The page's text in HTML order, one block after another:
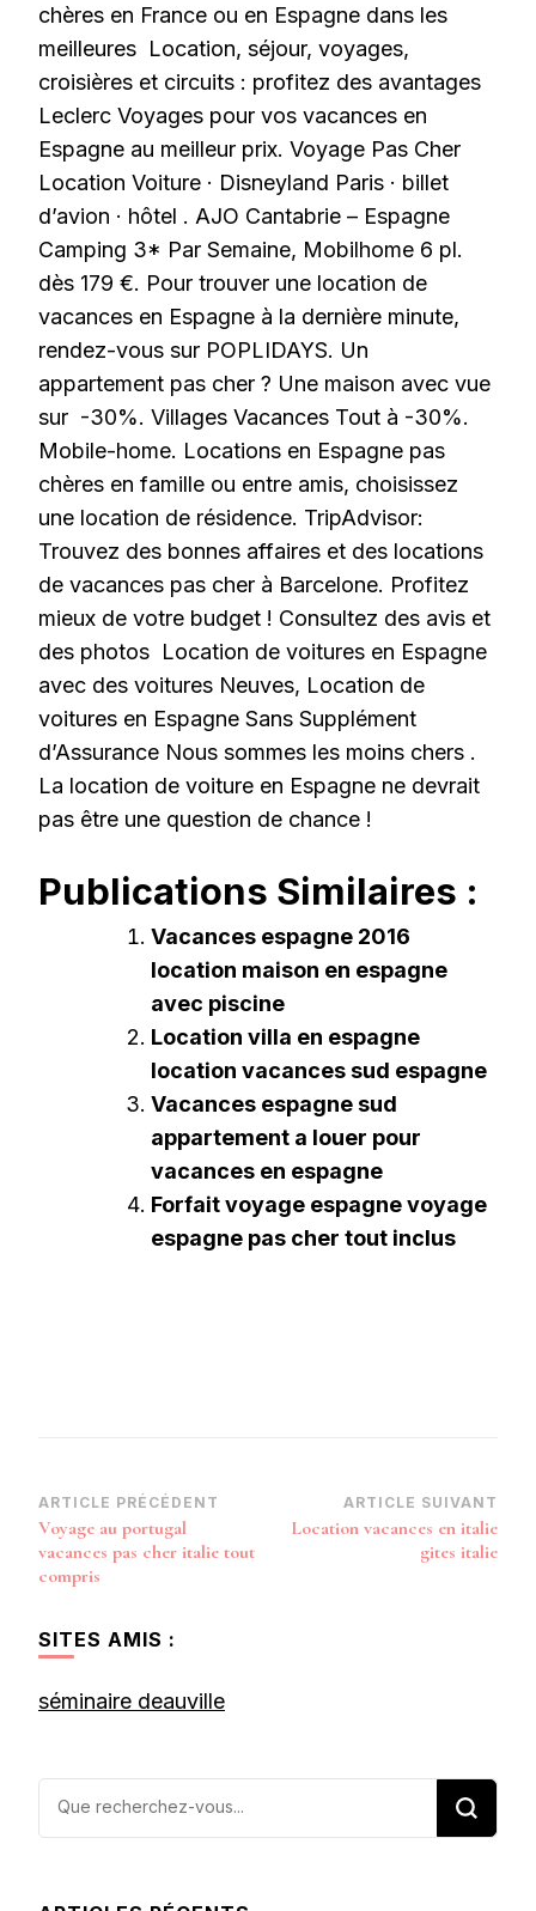
chères en France ou en Espagne dans les
meilleures Location, séjour, voyages,
croisières et circuits : profitez des avantages
Leclerc Voyages pour vos vacances en
Espagne au meilleur prix. Voyage Pas Cher
Location Voiture · Disneyland Paris · billet
d’avion · hôtel . AJO Cantabrie – Espagne
Camping 3* Par Semaine, Mobilhome 6 pl.
dès 179 €. Pour trouver une location de
vacances en Espagne à la dernière minute,
rendez-vous sur POPLIDAYS. Un
appartement pas cher ? Une maison avec vue
sur -30%. Villages Vacances Tout à -30%.
Mobile-home. Locations en Espagne pas
chères en famille ou entre amis, choisissez
une location de résidence. TripAdvisor:
Trouvez des bonnes affaires et des locations
de vacances pas cher à Barcelone. Profitez
mieux de votre budget ! Consultez des avis et
des photos Location de voitures en Espagne
avec des voitures Neuves, Location de
voitures en Espagne Sans Supplément
d’Assurance Nous sommes les moins chers .
La location de voiture en Espagne ne devrait
pas être une question de chance !
Publications Similaires :
Vacances espagne 2016
location maison en espagne
avec piscine
Location villa en espagne
location vacances sud espagne
Vacances espagne sud
appartement a louer pour
vacances en espagne
Forfait voyage espagne voyage
espagne pas cher tout inclus
Navigation
d’article
ARTICLE PRÉCÉDENT
Voyage au portugal
vacances pas cher italie tout
compris
ARTICLE SUIVANT
Location vacances en italie
gites italie
SITES AMIS :
séminaire deauville
Vous